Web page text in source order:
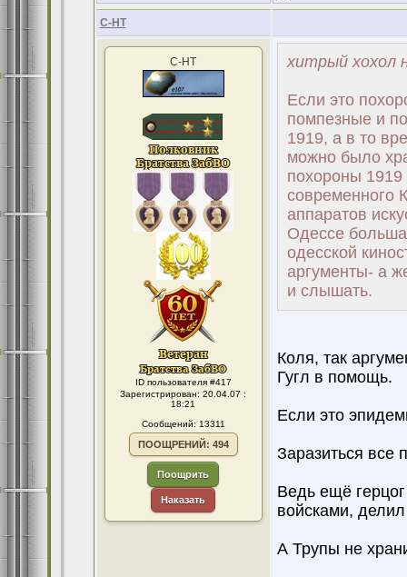
С-НТ
С-НТ
ID пользователя #417
Зарегистрирован: 20.04.07 :
18:21
Сообщений: 13311
ПООЩРЕНИЙ: 494
Поощрить
Наказать
хитрый хохол
Если это
помпезные и
1919, а в то
можно было
похороны 1919
современного
аппаратов
Одессе
одесской
аргументы- а
и слышать.
Коля, так
Гугл в помощь.
Если это
Заразиться все
Ведь ещё
войсками,
А Трупы не